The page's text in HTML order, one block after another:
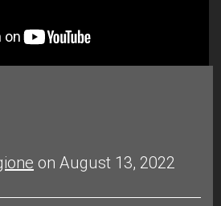
on August 13, 2022